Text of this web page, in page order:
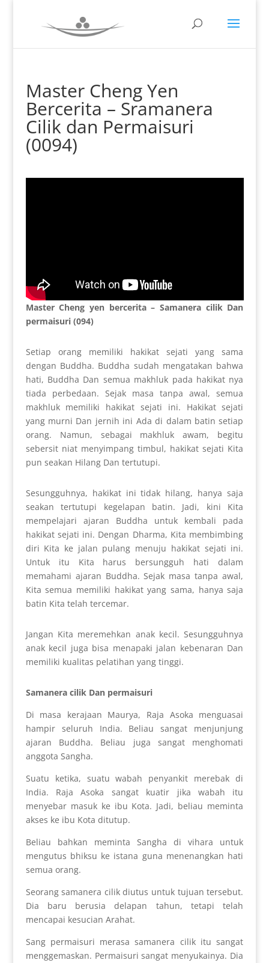
Master Cheng Yen
Bercerita – Sramanera
Cilik dan Permaisuri
(0094)
Master Cheng yen bercerita – Samanera cilik Dan
permaisuri (094)
Setiap orang memiliki hakikat sejati yang sama
dengan Buddha. Buddha sudah mengatakan bahwa
hati, Buddha Dan semua makhluk pada hakikat nya
tiada perbedaan. Sejak masa tanpa awal, semua
makhluk memiliki hakikat sejati ini. Hakikat sejati
yang murni Dan jernih ini Ada di dalam batin setiap
orang. Namun, sebagai makhluk awam, begitu
sebersit niat menyimpang timbul, hakikat sejati Kita
pun seakan Hilang Dan tertutupi.
Sesungguhnya, hakikat ini tidak hilang, hanya saja
seakan tertutupi kegelapan batin. Jadi, kini Kita
mempelajari ajaran Buddha untuk kembali pada
hakikat sejati ini. Dengan Dharma, Kita membimbing
diri Kita ke jalan pulang menuju hakikat sejati ini.
Untuk itu Kita harus bersungguh hati dalam
memahami ajaran Buddha. Sejak masa tanpa awal,
Kita semua memiliki hakikat yang sama, hanya saja
batin Kita telah tercemar.
Jangan Kita meremehkan anak kecil. Sesungguhnya
anak kecil juga bisa menapaki jalan kebenaran Dan
memiliki kualitas pelatihan yang tinggi.
Samanera cilik Dan permaisuri
Di masa kerajaan Maurya, Raja Asoka menguasai
hampir seluruh India. Beliau sangat menjunjung
ajaran Buddha. Beliau juga sangat menghomati
anggota Sangha.
Suatu ketika, suatu wabah penyankit merebak di
India. Raja Asoka sangat kuatir jika wabah itu
menyebar masuk ke ibu Kota. Jadi, beliau meminta
akses ke ibu Kota ditutup.
Beliau bahkan meminta Sangha di vihara untuk
mengutus bhiksu ke istana guna menenangkan hati
semua orang.
Seorang samanera cilik diutus untuk tujuan tersebut.
Dia baru berusia delapan tahun, tetapi telah
mencapai kesucian Arahat.
Sang permaisuri merasa samanera cilik itu sangat
menggemaskan. Permaisuri sangat menyukainya. Dia